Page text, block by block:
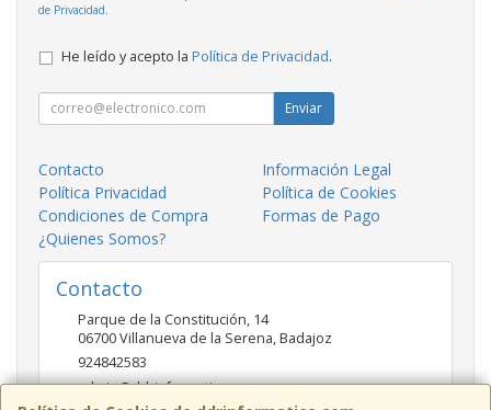
de Privacidad
He leído y acepto la Política de Privacidad.
Enviar
Contacto
Información Legal
Política Privacidad
Política de Cookies
Condiciones de Compra
Formas de Pago
¿Quienes Somos?
Contacto
Parque de la Constitución, 14
06700Villanueva de la Serena,Badajoz
924842583
admin@ddrinformatica.com